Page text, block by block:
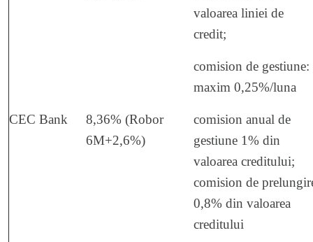
valoarea liniei de
credit;
comision de gestiune:
maxim 0,25%/luna
CEC Bank
8,36% (Robor
6M+2,6%)
comision anual de
gestiune 1% din
valoarea creditului;
comision de
0,8% din valoarea
creditului